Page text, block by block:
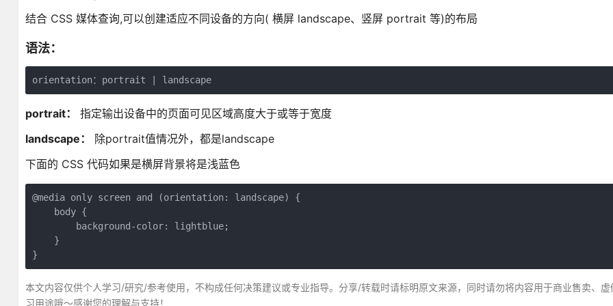
结合 CSS 媒体查询,可以创建适应不同设备的方向( 横屏 landscape、竖屏 portrait 等)的布局
语法：
orientation：portrait | landscape
portrait：
指定输出设备中的页面可见区域高度大于或等于宽度
landscape：
除portrait值情况外，都是landscape
下面的 CSS 代码如果是横屏背景将是浅蓝色
@media only screen and (orientation: landscape) {
    body {
        background-color: lightblue;
    }
}
本文内容仅供个人学习/研究/参考使用，不构成任何决策建议或专业指导。分享/转载时请标明原文来源，同时请勿将内容用于商业售卖、虚
习用途哦～感谢您的理解与支持！